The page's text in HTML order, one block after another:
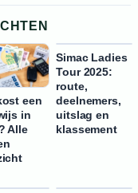
een
in
Alle
Simac Ladies
Tour 2025:
route,
deelnemers,
uitslag en
klassement